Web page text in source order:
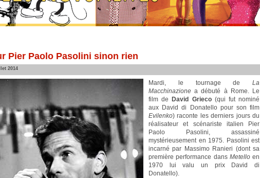
Pier Paolo Pasolini sinon rien
2014
Mardi, le tournage de La
Macchinazione a débuté à Rome. Le
film de
David Grieco (qui fut nominé
aux David di Donatello pour son film
Evilenko) raconte les derniers jours du
réalisateur et scénariste italien Pier
Paolo Pasolini, assassiné
mystérieusement en 1975. Pasolini est
incarné par Massimo Ranieri (dont sa
première performance dans Metelloen
1970 lui valu un prix David di
Donatello).